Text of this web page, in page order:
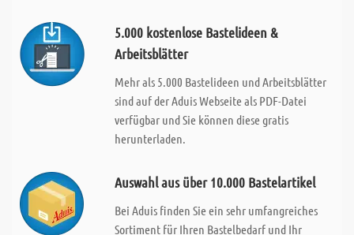
5.000 kostenlose Bastelideen &
Arbeitsblätter
Mehr als 5.000 Bastelideen und Arbeitsblätter
sind auf der Aduis Webseite als PDF-Datei
verfügbar und Sie können diese gratis
herunterladen.
Auswahl aus über 10.000 Bastelartikel
Bei Aduis finden Sie ein sehr umfangreiches
Sortiment für Ihren Bastelbedarf und Ihr